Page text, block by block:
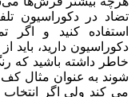
تضاد در دکوراسیون
استفاده کنید و اگر
دکوراسیون دارید، باید
خاطر داشته باشید که
شوند به عنوان مثال کف
می کند ولی اگر